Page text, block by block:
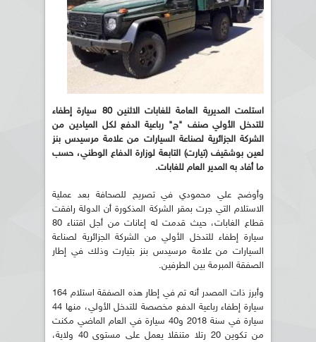
استلمت المديرية العامة للغابات الاثنين 80 سيارة إطفاء
للتدخل الأولي صنف "ج" رباعية الدفع لكل الميادين من
الشركة الجزائرية لصناعة السيارات من علامة مرسيدس بنز
لعين بوشقيف (تيارت) التابعة لوزارة الدفاع الوطني، حسب
ما أفاد به المدير العام للغابات.
وأوضح علي محمودي في تصريح للصحافة بعد عملية
الاستلام التي جرت بمقر الشركة المذكورة أن الدولة رافقت
قطاع الغابات، حيث قدمت له إعانات من أجل اقتناء 80
سيارة إطفاء للتدخل الأولي من الشركة الجزائرية لصناعة
السيارات من علامة مرسيدس بنز بتيارت وذلك في إطار
الصفقة المبرمة بين الطرفين.
وأبرز ذات المصدر أنه تم في إطار هذه الصفقة استلام 164
سيارة إطفاء رباعية الدفع مخصصة للتدخل الأولي، منها 44
سيارة في سنة 2018 و40 سيارة في العام الماضي مكنت
من تكوين 20 رتلا متنقلا يعمل على مستوى 40 ولاية،